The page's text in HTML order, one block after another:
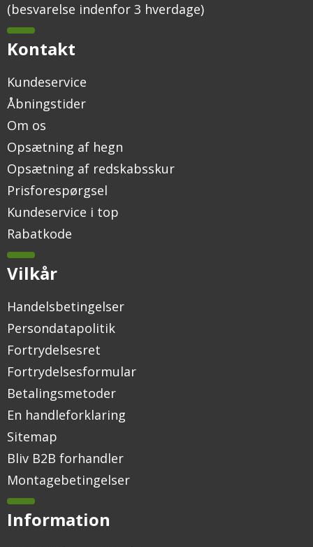
(besvarelse indenfor 3 hverdage)
Kontakt
Kundeservice
Åbningstider
Om os
Opsætning af hegn
Opsætning af redskabsskur
Prisforespørgsel
Kundeservice i top
Rabatkode
Vilkår
Handelsbetingelser
Persondatapolitik
Fortrydelsesret
Fortrydelsesformular
Betalingsmetoder
En handleforklaring
Sitemap
Bliv B2B forhandler
Montagebetingelser
Information